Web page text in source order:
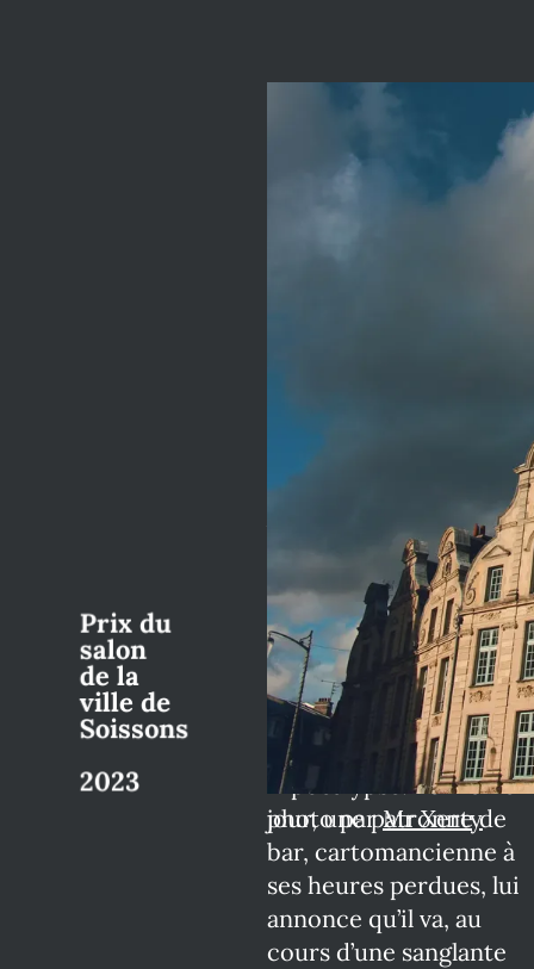
Prix du
salon
de la
ville de
Soissons
2023
J'ai un
petit
vous...
fraîchement promu
dans un service de
renseignement à Arras,
se voit confier la
mission d’infiltrer un
groupe sectaire qui
prédit l’imminence de
l’Apocalypse. Le même
jour, une patronne de
bar, cartomancienne à
ses heures perdues, lui
annonce qu’il va, au
cours d’une sanglante
photo parMr Xerty